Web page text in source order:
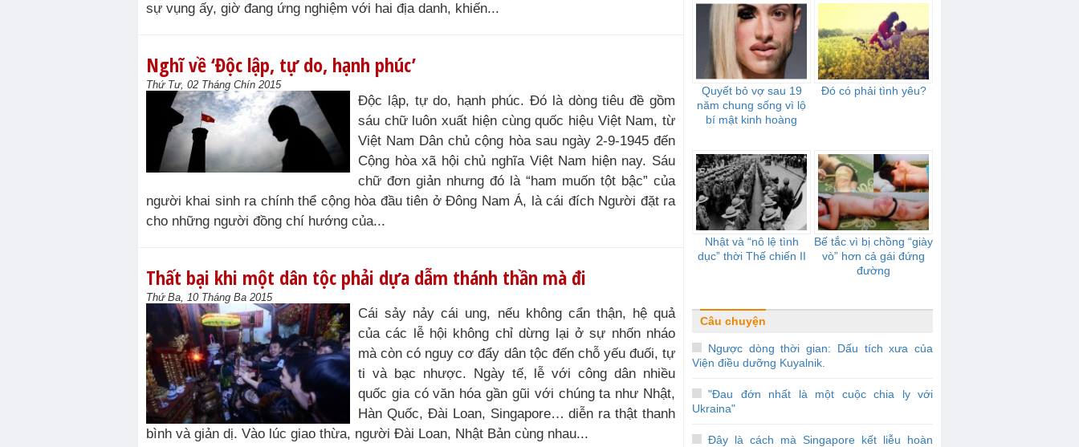
sự vụng ấy, giờ đang ứng nghiệm với hai địa danh, khiến...
Nghĩ về ‘Độc lập, tự do, hạnh phúc’
Thứ Tư, 02 Tháng Chín 2015
Độc lập, tự do, hạnh phúc. Đó là dòng tiêu đề gồm
sáu chữ luôn xuất hiện cùng quốc hiệu Việt Nam, từ
Việt Nam Dân chủ cộng hòa sau ngày 2-9-1945 đến
Cộng hòa xã hội chủ nghĩa Việt Nam hiện nay. Sáu
chữ đơn giản nhưng đó là “ham muốn tột bậc” của
người khai sinh ra chính thể cộng hòa đầu tiên ở Đông Nam Á, là cái đích Người đặt ra
cho những người đồng chí hướng của...
Thất bại khi một dân tộc phải dựa dẫm thánh thần mà đi
Thứ Ba, 10 Tháng Ba 2015
Cái sảy nảy cái ung, nếu không cẩn thận, hệ quả
của các lễ hội không chỉ dừng lại ở sự nhốn nháo
mà còn có nguy cơ đẩy dân tộc đến chỗ yếu đuối, tự
ti và bạc nhược. Ngày tế, lễ với công dân nhiều
quốc gia có văn hóa gần gũi với chúng ta như Nhật,
Hàn Quốc, Đài Loan, Singapore… diễn ra thật thanh
bình và giản dị. Vào lúc giao thừa, người Đài Loan, Nhật Bản cùng nhau...
Quyết bỏ vợ sau 19
năm chung sống vì lộ
bí mật kinh hoàng
Đó có phải tình yêu?
Nhật và “nô lệ tình
dục” thời Thế chiến II
Bế tắc vì bị chồng “giày
vò” hơn cả gái đứng
đường
Câu chuyện
Ngược dòng thời gian: Dấu tích xưa của
Viện điều dưỡng Kuyalnik.
"Đau đớn nhất là một cuộc chia ly với
Ukraina"
Đây là cách mà Singapore kết liễu hoàn